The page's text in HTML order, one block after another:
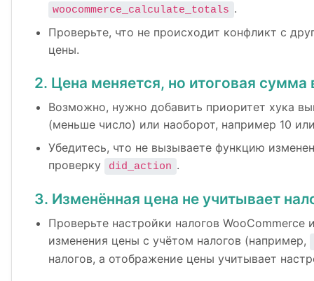
woocommerce_calculate_totals .
Проверьте, что не происходит конфликт с
цены.
2. Цена меняется, но итоговая сумма
Возможно, нужно добавить приоритет хука
(меньше число) или наоборот, например 10
Убедитесь, что не вызываете функцию
проверку
did_action .
3. Изменённая цена не учитывает
Проверьте настройки налогов WooCommerce
изменения цены с учётом налогов (например,
налогов, а отображение цены учитывает